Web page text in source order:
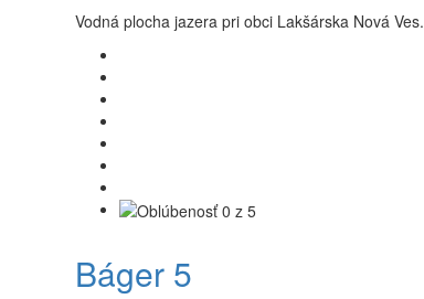
Vodná plocha jazera pri obci Lakšárska Nová Ves.
Báger 5